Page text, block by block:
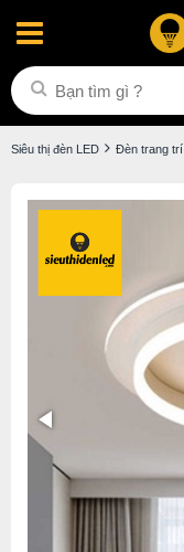
Siêu thị đèn LED Đèn trang trí